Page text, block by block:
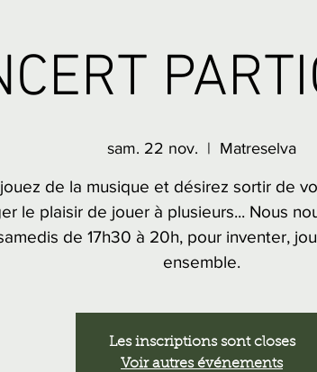
sam. 22 nov.
  |
Matreselva
de la musique et désirez sortir de
le plaisir de jouer à plusieurs... Nous
de 17h30 à 20h, pour inventer,
ensemble.
Les inscriptions sont closes
Voir autres événements